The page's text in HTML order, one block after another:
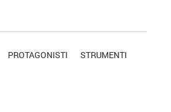
PROTAGONISTI STRUMENTI